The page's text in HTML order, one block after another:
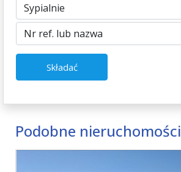
Sypialnie
Nr ref. lub nazwa
Składać
Podobne nieruchomości